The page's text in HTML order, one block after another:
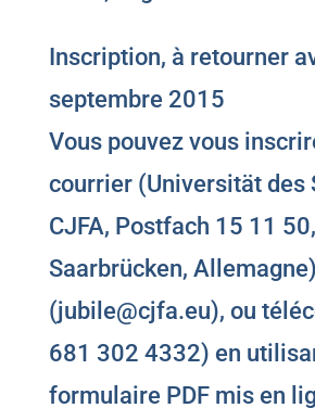
Inscription, à retourner
septembre 2015
Vous pouvez vous
courrier (Universität des
CJFA, Postfach 15 11
Saarbrücken,
(jubile@cjfa.eu), ou
681 302 4332) en
formulaire PDF mis en